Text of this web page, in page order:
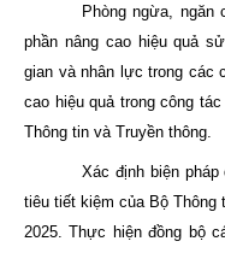
Phòng ngừa,
phần nâng cao hiệu quả
gian và nhân lực trong các
cao hiệu quả trong công
Thông tin và Truyền thông.
Xác định biện
tiêu tiết kiệm của Bộ Thông
2025. Thực hiện đồng bộ